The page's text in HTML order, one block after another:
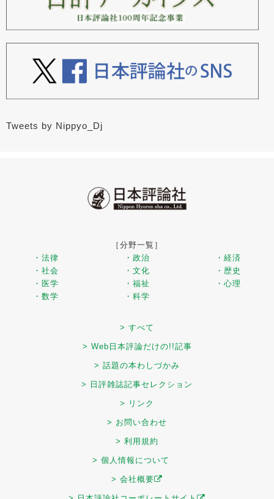
Tweets by Nippyo_Dj
［分野一覧］
・法律
・政治
・経済
・社会
・文化
・歴史
・医学
・福祉
・心理
・数学
・科学
> すべて
> Web日本評論だけの!!記事
> 話題の本わしづかみ
> 日評雑誌記事セレクション
> リンク
> お問い合わせ
> 利用規約
> 個人情報について
> 会社概要